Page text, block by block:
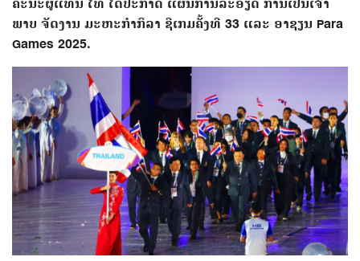
ຄະນະຜູ້ແທນ ໄທ ໄດ້ປະກາດ ແຜນການລະອຽດ ການເປັນເຈົ້າ
ພາບ ຈັດງານ ມະຫະກຳກິລາ ຊີເກມຄັ້ງທີ 33 ແລະ ອາຊຽນ Para
Games 2025.